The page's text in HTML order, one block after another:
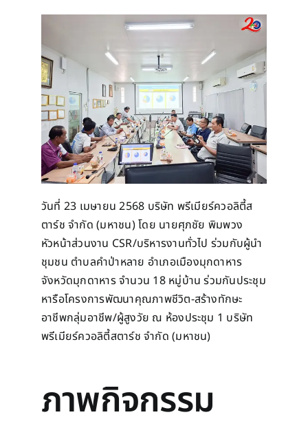
วันที่ 23 เมษายน 2568 บริษัท พรีเมียร์ควอลิตี้ส
ตาร์ช จำกัด (มหาชน) โดย นายศุภชัย พิมพวง
หัวหน้าส่วนงาน CSR/บริหารงานทั่วไป ร่วมกับผู้นำ
ชุมชน ตำบลคำป่าหลาย อำเภอเมืองมุกดาหาร
จังหวัดมุกดาหาร จำนวน 18 หมู่บ้าน ร่วมกันประชุม
หารือโครงการพัฒนาคุณภาพชีวิต-สร้างทักษะ
อาชีพกลุ่มอาชีพ/ผู้สูงวัย ณ ห้องประชุม 1 บริษัท
พรีเมียร์ควอลิตี้สตาร์ช จำกัด (มหาชน)
ภาพกิจกรรม